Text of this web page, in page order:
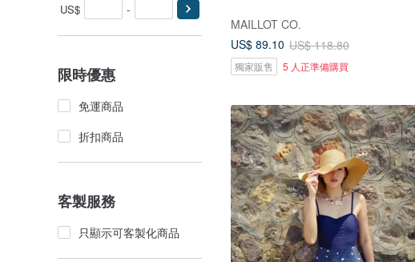
US$ -
限時優惠
免運商品
折扣商品
客製服務
只顯示可客製化商品
MAILLOT CO.
US$ 89.10 US$ 118.80
獨家販售 5 人正準備購買